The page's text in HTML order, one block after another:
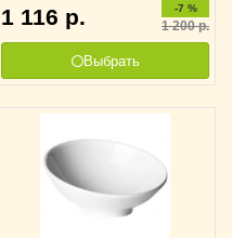
1 116 р. -7 %
1 200р.
Выбрать